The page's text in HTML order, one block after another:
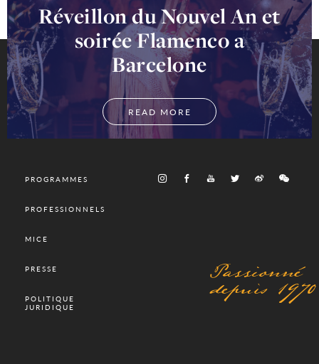
Réveillon du Nouvel An et
soirée Flamenco a
Barcelone
READ MORE
PROGRAMMES
PROFESSIONNELS
MICE
PRESSE
POLITIQUE
JURIDIQUE
Passionné
depuis 1970